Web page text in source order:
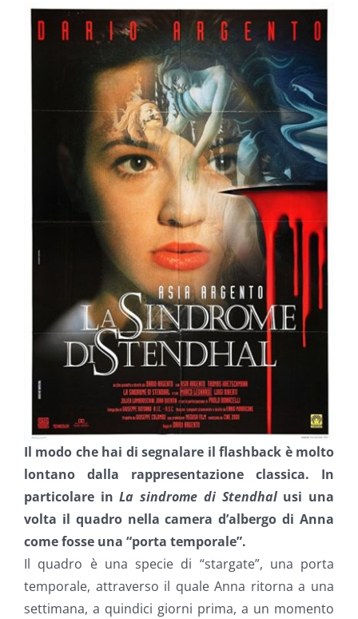
Il modo che hai di segnalare il flashback è molto
lontano dalla rappresentazione classica. In
particolare inLa sindrome di Stendhalusi una
volta il quadro nella camera d’albergo di Anna
come fosse una “porta temporale”.
Il quadro è una specie di “stargate”, una porta
temporale, attraverso il quale Anna ritorna a una
settimana, a quindici giorni prima, a un momento